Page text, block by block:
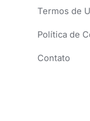
Termos de
Política de
Contato